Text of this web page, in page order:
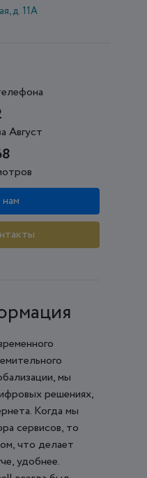
д. 11А
Август
мы
решениях,
Когда мы
сервисов, то
что делает
удобнее.